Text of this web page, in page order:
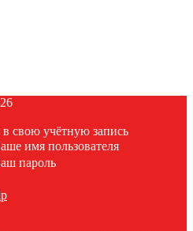
свою учётную запись
имя пользователя
пароль